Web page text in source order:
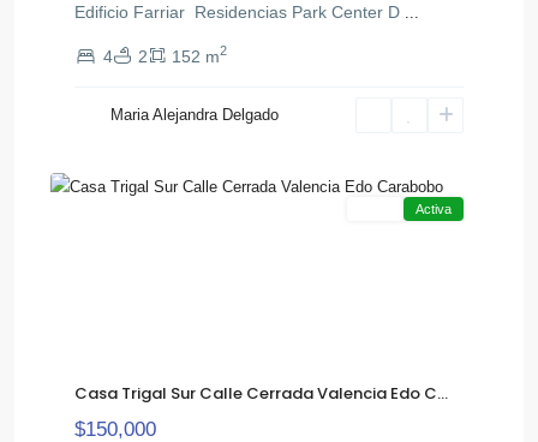
Edificio Farriar Residencias Park Center D
4 2 152 m2
Maria Alejandra Delgado
Activa
Casa Trigal Sur Calle Cerrada Valencia Edo C...
$150,000